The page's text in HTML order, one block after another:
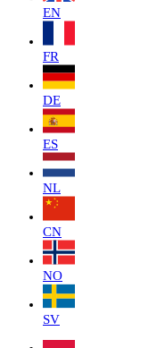
EN
FR
DE
ES
NL
CN
NO
SV